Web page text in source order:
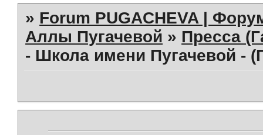
» Forum PUGACHEVA |
Аллы Пугачевой » Пресса
- Школа имени Пугачевой -